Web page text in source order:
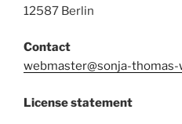
12587 Berlin
Contact
webmaster@sonja-thomas-
License statement